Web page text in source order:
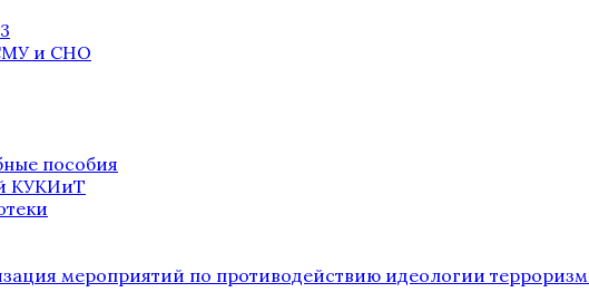
и СНО
пособия
КУКИиТ
мероприятий по противодействию идеологии